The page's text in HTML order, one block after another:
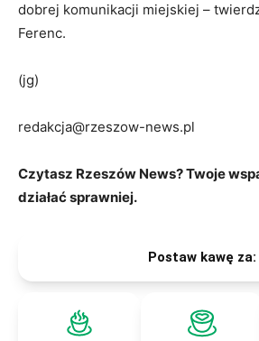
dobrej komunikacji miejskiej –
Ferenc.
(jg)
redakcja@rzeszow-news.pl
Czytasz Rzeszów News? Twoje
działać sprawniej.
Postaw kawę za: